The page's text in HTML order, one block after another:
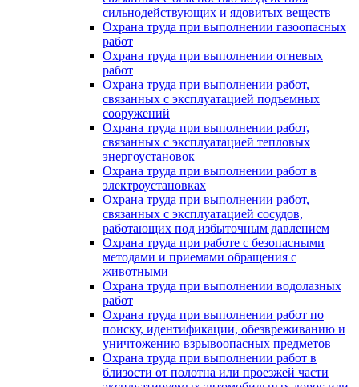
сильнодействующих и ядовитых веществ
Охрана труда при выполнении газоопасных
работ
Охрана труда при выполнении огневых
работ
Охрана труда при выполнении работ,
связанных с эксплуатацией подъемных
сооружений
Охрана труда при выполнении работ,
связанных с эксплуатацией тепловых
энергоустановок
Охрана труда при выполнении работ в
электроустановках
Охрана труда при выполнении работ,
связанных с эксплуатацией сосудов,
работающих под избыточным давлением
Охрана труда при работе с безопасными
методами и приемами обращения с
животными
Охрана труда при выполнении водолазных
работ
Охрана труда при выполнении работ по
поиску, идентификации, обезвреживанию и
уничтожению взрывоопасных предметов
Охрана труда при выполнении работ в
близости от полотна или проезжей части